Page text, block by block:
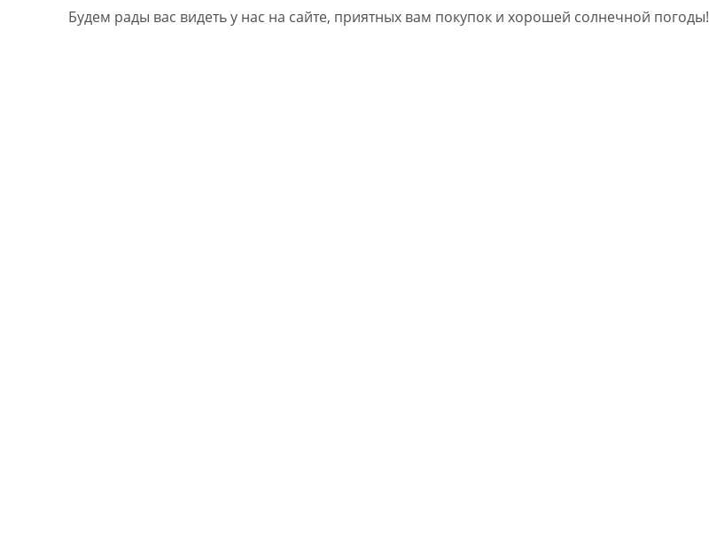
Будем рады вас видеть у нас на сайте, приятных вам покупок и хорошей солнечной погоды!